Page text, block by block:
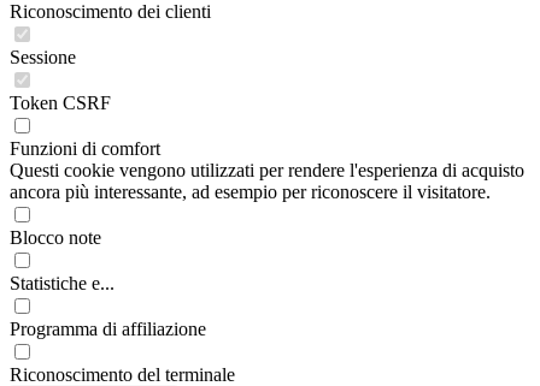
Riconoscimento dei clienti
Sessione
Token CSRF
Funzioni di comfort
Questi cookie vengono utilizzati per rendere l'esperienza di acquisto
ancora più interessante, ad esempio per riconoscere il visitatore.
Blocco note
Statistiche e...
Programma di affiliazione
Riconoscimento del terminale